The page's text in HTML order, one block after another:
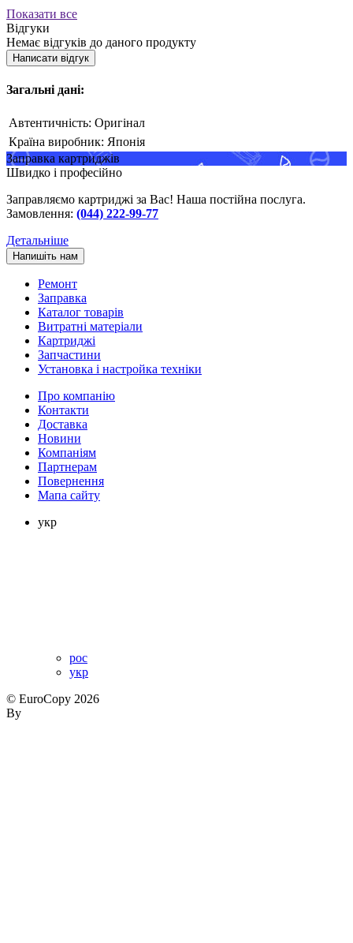
Показати все
Відгуки
Немає відгуків до даного продукту
Написати відгук
Загальні дані:
Автентичність: Оригінал
Країна виробник: Японія
Заправка картриджів
Швидко і професійно
Заправляємо картриджі за Вас! Наша постійна послуга.
Замовлення: (044) 222-99-77
Детальніше
Напишіть нам
Ремонт
Заправка
Каталог товарів
Витратні матеріали
Картриджі
Запчастини
Установка і настройка техніки
Про компанію
Контакти
Доставка
Новини
Компаніям
Партнерам
Повернення
Мапа сайту
укр
рос
укр
© EuroCopy 2026
By